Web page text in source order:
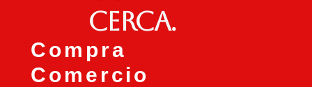
cerca.
Compra
Comercio